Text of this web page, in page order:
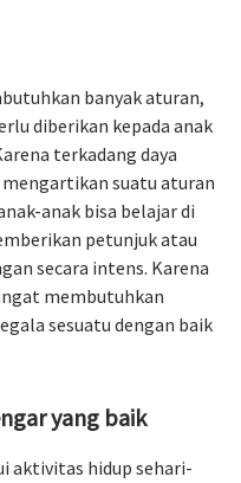
banyak aturan,
diberikan kepada anak
terkadang daya
suatu aturan
anak bisa belajar di
petunjuk atau
secara intens. Karena
membutuhkan
sesuatu dengan baik
yang baik
aktivitas hidup sehari-